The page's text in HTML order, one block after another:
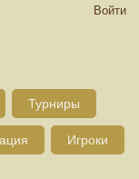
Войти
Турниры
Игроки